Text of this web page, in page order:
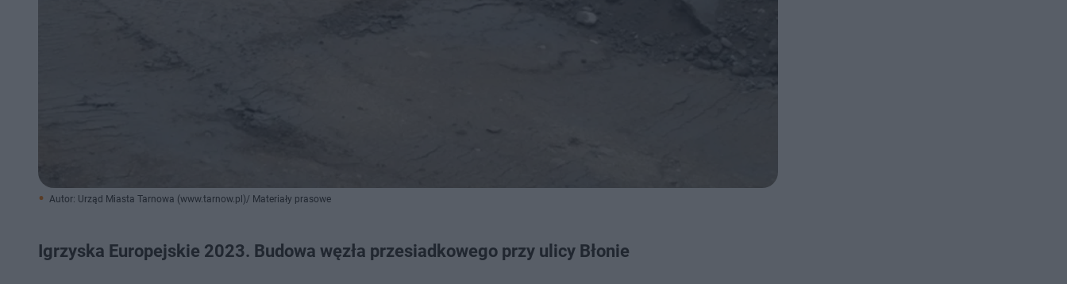
Autor: Urząd Miasta Tarnowa (www.tarnow.pl)/ Materiały prasowe
Igrzyska Europejskie 2023. Budowa węzła przesiadkowego przy ulicy Błonie